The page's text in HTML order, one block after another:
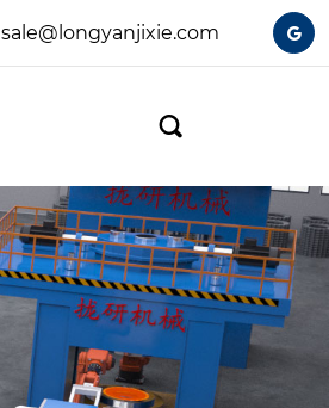
sale@longyanjixie.com 
